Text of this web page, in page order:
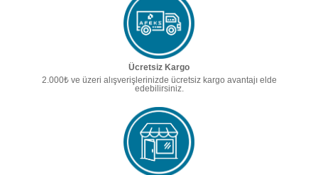
Ücretsiz Kargo
2.000₺ ve üzeri alışverişlerinizde ücretsiz kargo avantajı elde
edebilirsiniz.